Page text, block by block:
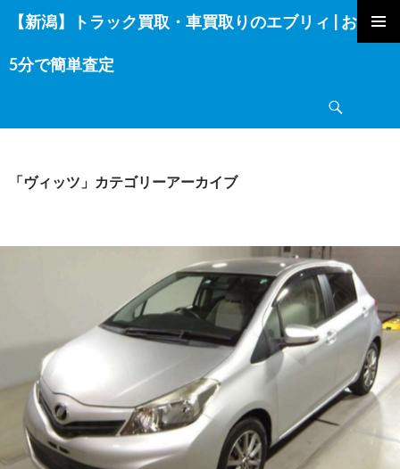
【新潟】トラック買取・車買取りのエブリィ | お電話
5分で簡単査定
ン
テ
へ
ッ「ヴィッツ」カテゴリーアーカイブ